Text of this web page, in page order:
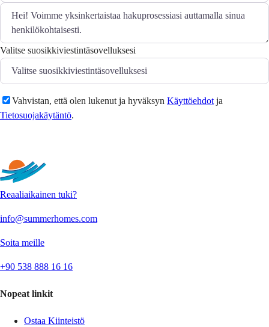
Valitse suosikkiviestintäsovelluksesi
Vahvistan, että olen lukenut ja hyväksyn Käyttöehdot ja
Tietosuojakäytäntö.
Reaaliaikainen tuki?
info@summerhomes.com
Soita meille
+90 538 888 16 16
Nopeat linkit
Ostaa Kiinteistö